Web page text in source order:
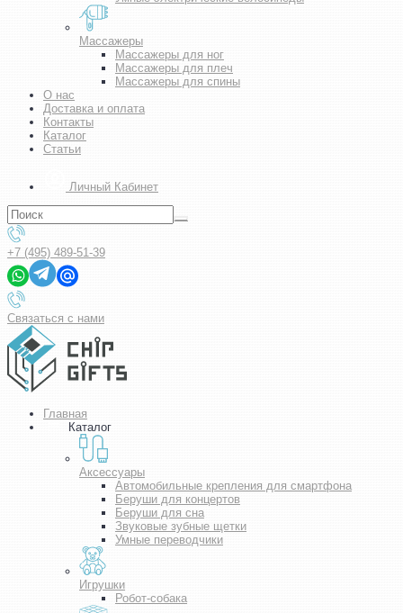
Массажеры
Массажеры для ног
Массажеры для плеч
Массажеры для спины
О нас
Доставка и оплата
Контакты
Каталог
Статьи
Личный Кабинет
+7 (495) 489-51-39
Связаться с нами
Главная
Каталог
Аксессуары
Автомобильные крепления для смартфона
Беруши для концертов
Беруши для сна
Звуковые зубные щетки
Умные переводчики
Игрушки
Робот-собака